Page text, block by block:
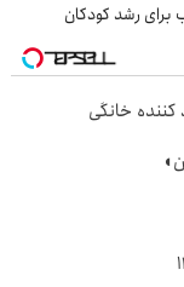
برای رشد کودکان
خانگی